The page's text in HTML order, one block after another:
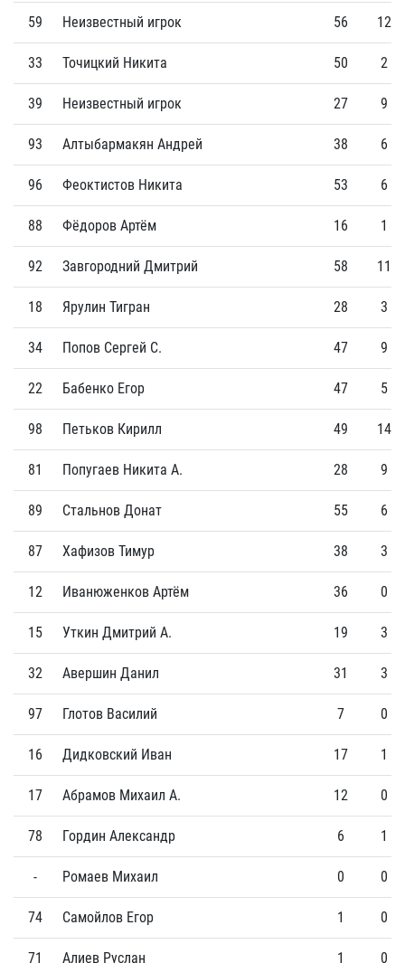
59 Неизвестный игрок 56 12
33 Точицкий Никита 50 2
39 Неизвестный игрок 27 9
93 Алтыбармакян Андрей 38 6
96 Феоктистов Никита 53 6
88 Фёдоров Артём 16 1
92 Завгородний Дмитрий 58 11
18 Ярулин Тигран 28 3
34 Попов Сергей С. 47 9
22 Бабенко Егор 47 5
98 Петьков Кирилл 49 14
81 Попугаев Никита А. 28 9
89 Стальнов Донат 55 6
87 Хафизов Тимур 38 3
12 Иванюженков Артём 36 0
15 Уткин Дмитрий А. 19 3
32 Авершин Данил 31 3
97 Глотов Василий 7 0
16 Дидковский Иван 17 1
17 Абрамов Михаил А. 12 0
78 Гордин Александр 6 1
- Ромаев Михаил 0 0
74 Самойлов Егор 1 0
71 Алиев Руслан 1 0